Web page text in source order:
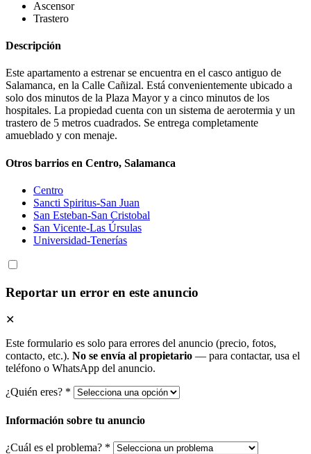
Ascensor
Trastero
Descripción
Este apartamento a estrenar se encuentra en el casco antiguo de
Salamanca, en la Calle Cañizal. Está convenientemente ubicado a
solo dos minutos de la Plaza Mayor y a cinco minutos de los
hospitales. La propiedad cuenta con un sistema de aerotermia y un
trastero de 5 metros cuadrados. Se entrega completamente
amueblado y con menaje.
Otros barrios en Centro, Salamanca
Centro
Sancti Spiritus-San Juan
San Esteban-San Cristobal
San Vicente-Las Úrsulas
Universidad-Tenerías
Reportar un error en este anuncio
✕
Este formulario es solo para errores del anuncio (precio, fotos,
contacto, etc.). No se envía al propietario — para contactar, usa el
teléfono o WhatsApp del anuncio.
¿Quién eres? *
Información sobre tu anuncio
¿Cuál es el problema? *